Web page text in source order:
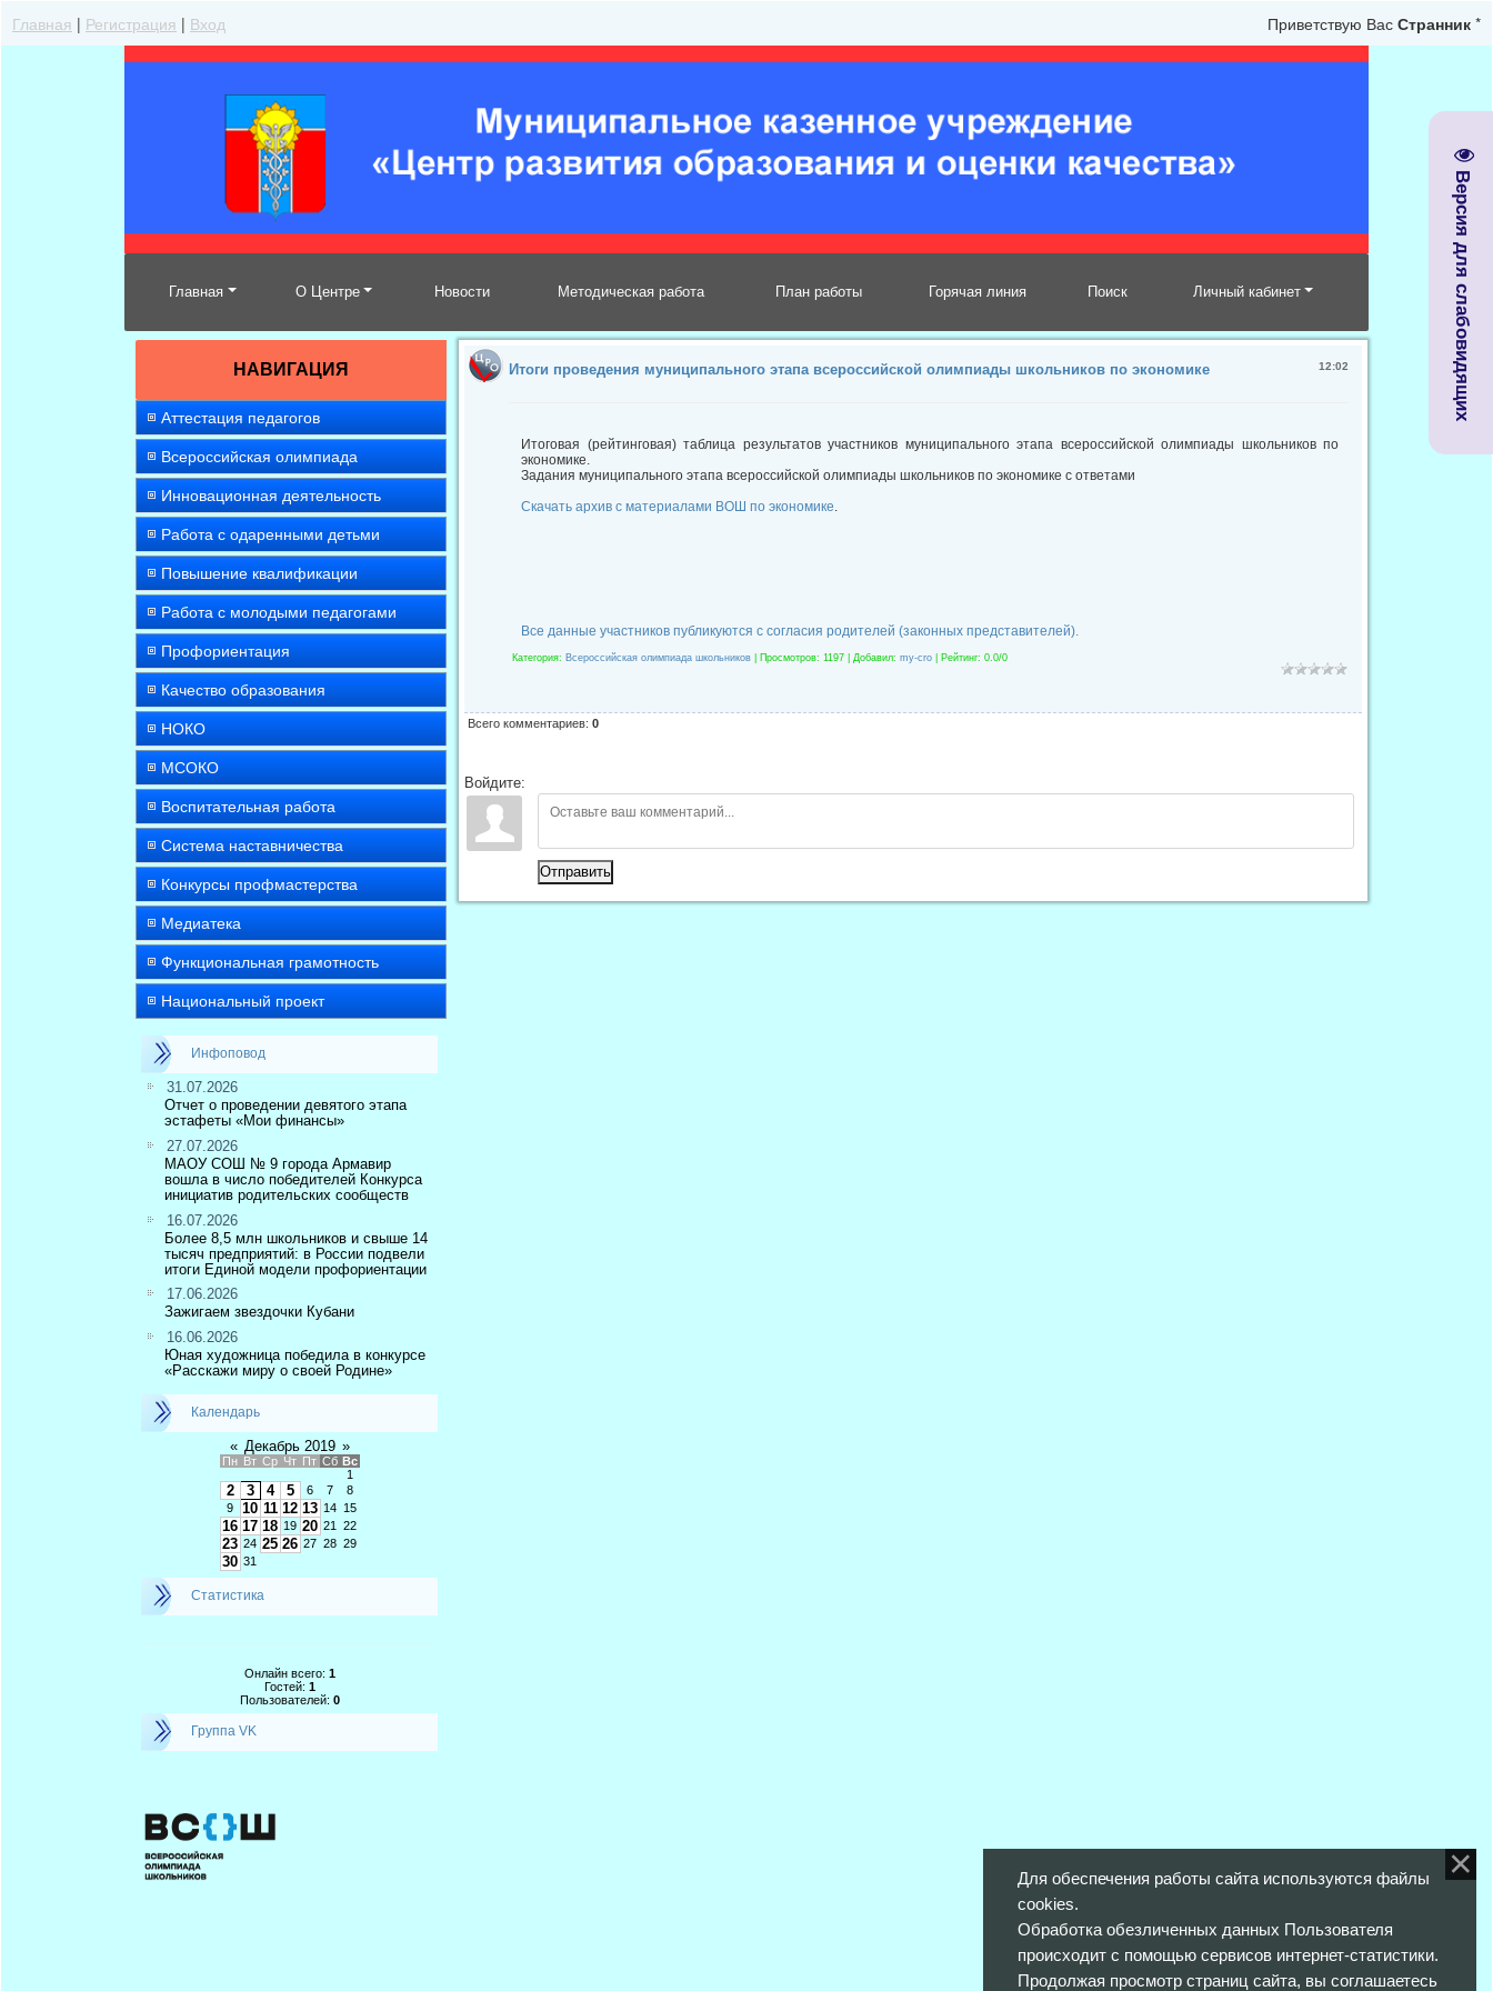
Версия для слабовидящих
Главная | Регистрация | Вход Приветствую Вас Странник *
Главная О Центре Новости Методическая работа План работы Горячая линия Поиск Личный кабинет
НАВИГАЦИЯ
Аттестация педагогов
Всероссийская олимпиада
Инновационная деятельность
Работа с одаренными детьми
Повышение квалификации
Работа с молодыми педагогами
Профориентация
Качество образования
НОКО
МСОКО
Воспитательная работа
Система наставничества
Конкурсы профмастерства
Медиатека
Функциональная грамотность
Национальный проект
Инфоповод
31.07.2026
Отчет о проведении девятого этапа
эстафеты «Мои финансы»
27.07.2026
МАОУ СОШ № 9 города Армавир
вошла в число победителей Конкурса
инициатив родительских сообществ
16.07.2026
Более 8,5 млн школьников и свыше 14
тысяч предприятий: в России подвели
итоги Единой модели профориентации
17.06.2026
Зажигаем звездочки Кубани
16.06.2026
Юная художница победила в конкурсе
«Расскажи миру о своей Родине»
Календарь
« Декабрь 2019 »
Пн Вт Ср Чт Пт Сб Вс
1
2 3 4 5 6 7
8
9
10 11 12 13 14 15
16 17 18 19 20 21 22
23 24 25 26 27 28 29
30 31
Статистика
Онлайн всего: 1
Гостей: 1
Пользователей: 0
Группа VK
Итоги проведения муниципального этапа всероссийской олимпиады школьников по экономике 12:02
Итоговая (рейтинговая) таблица результатов участников муниципального этапа всероссийской олимпиады школьников по
экономике.
Задания муниципального этапа всероссийской олимпиады школьников по экономике с ответами
Скачать архив с материалами ВОШ по экономике.
Все данные участников публикуются с согласия родителей (законных представителей).
Категория: Всероссийская олимпиада школьников Просмотров: 1197 | Добавил: my-cro Рейтинг: 0.0/0
Всего комментариев: 0
Войдите:
Отправить
Для обеспечения работы сайта используются файлы
cookies.
Обработка обезличенных данных Пользователя
происходит с помощью сервисов интернет-статистики.
Продолжая просмотр страниц сайта, вы соглашаетесь